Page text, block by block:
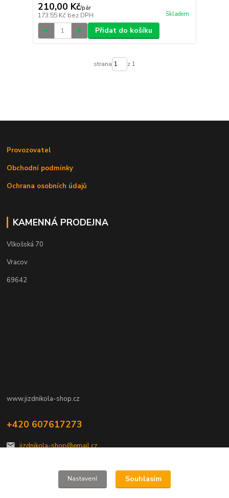
210,00 Kč/pár
173,55 Kč bez DPH Skladem
Přidat do košíku
strana z 1
Provozovatel
Obchodní podmínky
Ochrana osobních údajů
KAMENNÁ PRODEJNA
Vlkošská 70
Vracov
69642
www.jizdnikola-shop.cz
+420 607617273
jizdnikola-shop@email.cz
Nastavení Souhlasím